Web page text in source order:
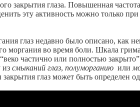
закрытия глаза. Повышенная
эту активность можно только
глаз недавно было описано, как
моргания во время боли. Шкала
частично или полностью
из смыканий глаз, полуморганию или
глаз может быть определен